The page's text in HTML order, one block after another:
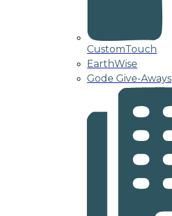
CustomTouch
EarthWise
Gode Give-Aways